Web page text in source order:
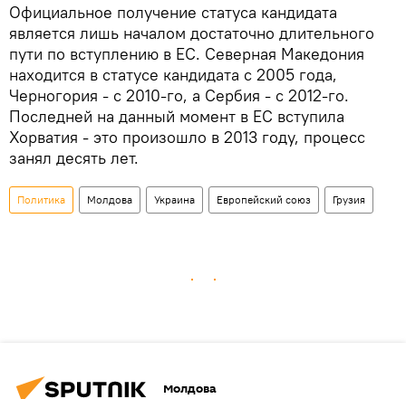
Официальное получение статуса кандидата
является лишь началом достаточно длительного
пути по вступлению в ЕС. Северная Македония
находится в статусе кандидата с 2005 года,
Черногория - с 2010-го, а Сербия - с 2012-го.
Последней на данный момент в ЕС вступила
Хорватия - это произошло в 2013 году, процесс
занял десять лет.
Политика Молдова Украина Европейский союз Грузия
Молдова